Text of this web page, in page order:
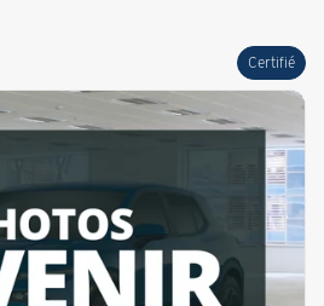
Certifié